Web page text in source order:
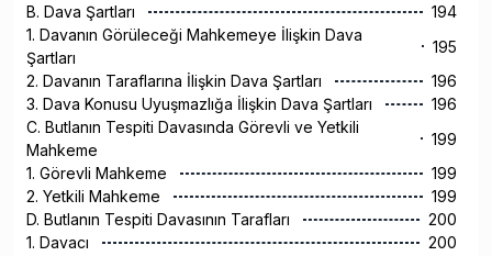
B. Dava Şartları
194
1. Davanın Görüleceği Mahkemeye İlişkin Dava
Şartları
195
2. Davanın Taraflarına İlişkin Dava Şartları
196
3. Dava Konusu Uyuşmazlığa İlişkin Dava Şartları
196
C. Butlanın Tespiti Davasında Görevli ve Yetkili
Mahkeme
199
1. Görevli Mahkeme
199
2. Yetkili Mahkeme
199
D. Butlanın Tespiti Davasının Tarafları
200
1. Davacı
200